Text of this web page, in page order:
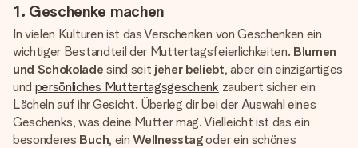
1. Geschenke machen
In vielen Kulturen ist das Verschenken von Geschenken ein
wichtiger Bestandteil der Muttertagsfeierlichkeiten. Blumen
und Schokolade sind seit jeher beliebt, aber ein einzigartiges
und persönliches Muttertagsgeschenk zaubert sicher ein
Lächeln auf ihr Gesicht. Überleg dir bei der Auswahl eines
Geschenks, was deine Mutter mag. Vielleicht ist das ein
besonderes Buch, einWellnesstagoder ein schönes